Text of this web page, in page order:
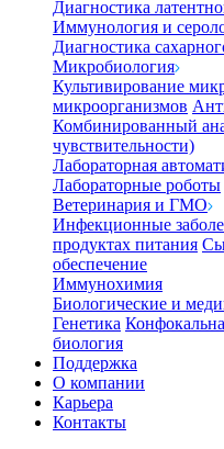
Диагностика
Иммунология и
Диагностика
Микробиология
Культивирование
микроорганизмов
Комбинированный
чувствительности)
Лабораторная
Лабораторные роботы
Ветеринария и ГМО
Инфекционные
продуктах питания
обеспечение
Иммунохимия
Биологические и
Генетика
биология
Поддержка
О компании
Карьера
Контакты